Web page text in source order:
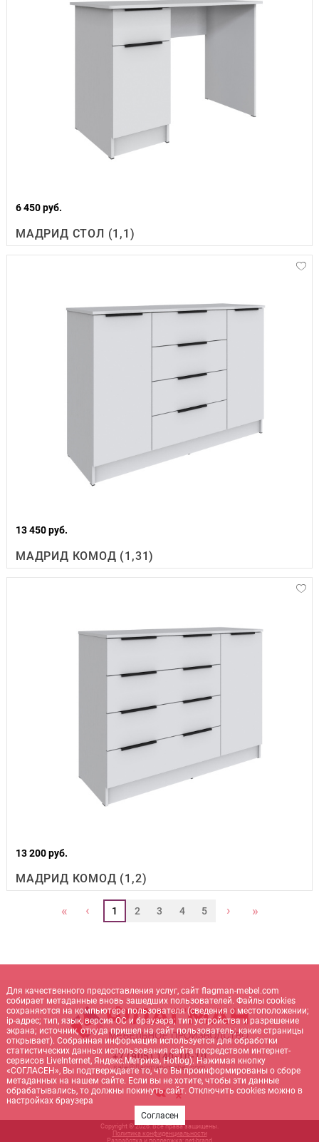
6 450 руб.
МАДРИД СТОЛ (1,1)
13 450 руб.
МАДРИД КОМОД (1,31)
13 200 руб.
МАДРИД КОМОД (1,2)
« ‹ 1 2 3 4 5 › »
+7 (905) 140-10-10
sale@flagman-mebel.com
Copyright © 2026. Все права защищены.
Политика конфиденциальности
Разработка и поддержка: net- brand
Для качественного предоставления услуг, сайт flagman-mebel.com
собирает метаданные вновь зашедших пользователей. Файлы cookies
сохраняются на компьютере пользователя (сведения о местоположении;
ip-адрес; тип, язык, версия ОС и браузера; тип устройства и разрешение
экрана; источник, откуда пришел на сайт пользователь; какие страницы
открывает). Собранная информация используется для обработки
статистических данных использования сайта посредством интернет-
сервисов LiveInternet, Яндекс.Метрика, Hotlog). Нажимая кнопку
«СОГЛАСЕН», Вы подтверждаете то, что Вы проинформированы о сборе
метаданных на нашем сайте. Если вы не хотите, чтобы эти данные
обрабатывались, то должны покинуть сайт. Отключить cookies можно в
настройках браузера
Согласен